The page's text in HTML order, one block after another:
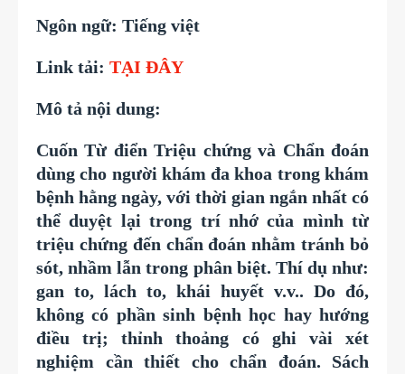
Ngôn ngữ: Tiếng việt
Link tải: TẠI ĐÂY
Mô tả nội dung:
Cuốn Từ điển Triệu chứng và Chẩn đoán
dùng cho người khám đa khoa trong khám
bệnh hằng ngày, với thời gian ngắn nhất có
thể duyệt lại trong trí nhớ của mình từ
triệu chứng đến chẩn đoán nhằm tránh bỏ
sót, nhầm lẫn trong phân biệt. Thí dụ như:
gan to, lách to, khái huyết v.v.. Do đó,
không có phần sinh bệnh học hay hướng
điều trị; thỉnh thoảng có ghi vài xét
nghiệm cần thiết cho chẩn đoán. Sách